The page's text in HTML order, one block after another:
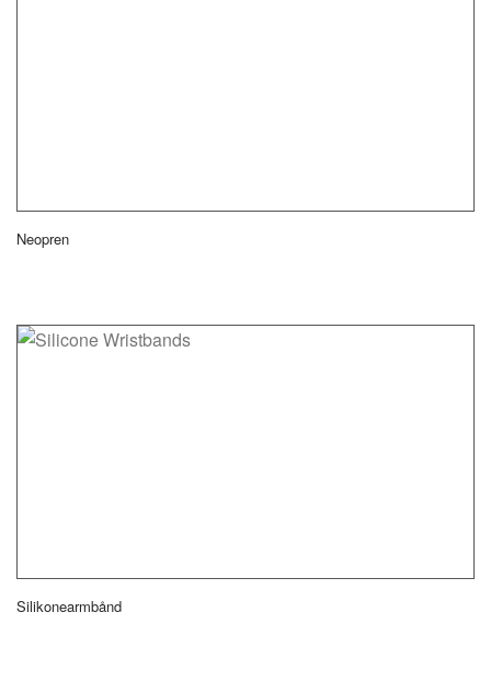
Neopren
Silikonearmbånd